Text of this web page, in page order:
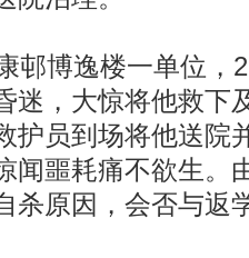
博逸楼一单位，2
迷，大惊将他救下
护员到场将他送院
闻噩耗痛不欲生。
杀原因，会否与返